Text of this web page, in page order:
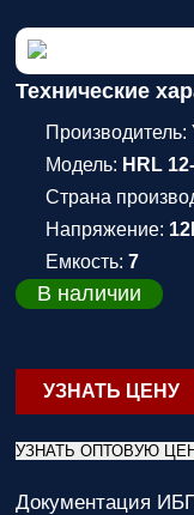
Технические
Производитель:
Модель: HRL
Страна
Напряжение:
Емкость: 7
В наличии
УЗНАТЬ ЦЕНУ
УЗНАТЬ ОПТОВУЮ
Документация